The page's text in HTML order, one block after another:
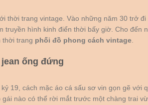
thời trang vintage. Vào những năm 30 trở
truyền hình kinh điển thời bấy giờ. Cho đến
thời trang phối đồ phong cách vintage.
ống đứng
19, cách mặc áo cá sấu sơ vin gọn gẽ với
nào có thể rời mắt trước một chàng trai